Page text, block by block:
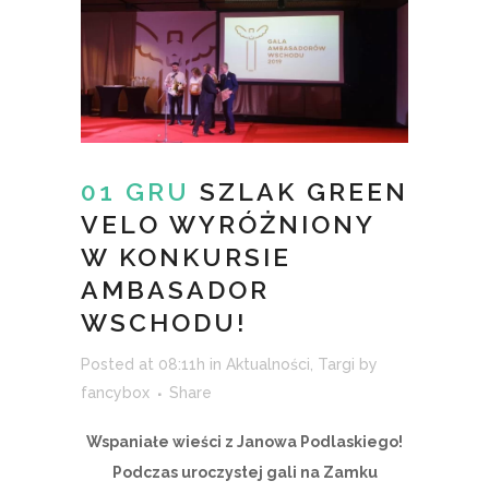
01 GRU SZLAK GREEN
VELO WYRÓŻNIONY
W KONKURSIE
AMBASADOR
WSCHODU!
Posted at 08:11h in Aktualności, Targi by
fancybox
Share
Wspaniałe wieści z Janowa Podlaskiego!
Podczas uroczystej gali na Zamku